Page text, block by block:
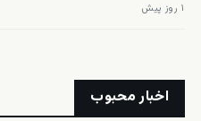
۱ روز پیش
اخبار محبوب